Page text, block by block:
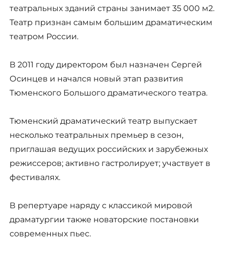
театральных зданий страны занимает 35 000 м2.
Театр признан самым большим драматическим
театром России.
В 2011 году директором был назначен Сергей
Осинцев и начался новый этап развития
Тюменского Большого драматического театра.
Тюменский драматический театр выпускает
несколько театральных премьер в сезон,
приглашая ведущих российских и зарубежных
режиссеров; активно гастролирует; участвует в
фестивалях.
В репертуаре наряду с классикой мировой
драматургии также новаторские постановки
современных пьес.